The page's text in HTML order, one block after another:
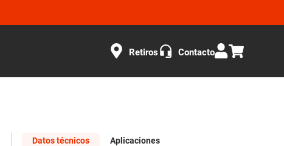
Retiros Contacto
Datos técnicos Aplicaciones